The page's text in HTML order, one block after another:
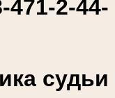
471-2-44-
судьи